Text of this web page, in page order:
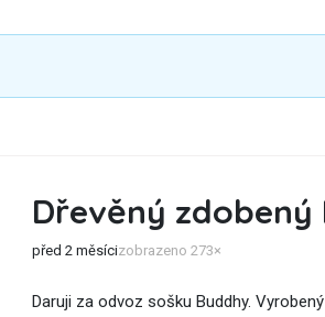
Dřevěný zdobený
před 2 měsícizobrazeno 273×
Daruji za odvoz sošku Buddhy.